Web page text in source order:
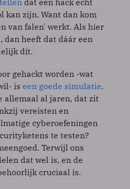
dat een hack echt
kan zijn. Want dan kom
van falen' werkt. Als híer
dan heeft dat dáár een
dít.
gehackt worden -wat
is een goede simulatie.
allemaal al jaren, dat zit
vereisten en
cyberoefeningen
te testen?
Terwijl ons
dat wel is, en de
cruciaal is.